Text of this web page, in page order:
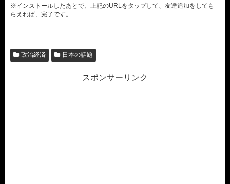
※インストールしたあとで、上記のURLをタップして、友達追加をしても
らえれば、完了です。
政治経済 日本の話題
スポンサーリンク